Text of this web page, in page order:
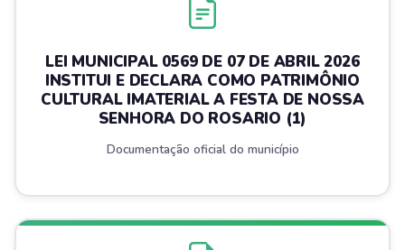
LEI MUNICIPAL 0569 DE 07 DE ABRIL 2026
INSTITUI E DECLARA COMO PATRIMÔNIO
CULTURAL IMATERIAL A FESTA DE NOSSA
SENHORA DO ROSARIO (1)
Documentação oficial do município